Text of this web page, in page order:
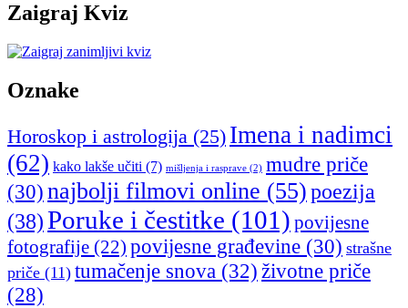
Zaigraj Kviz
Oznake
Horoskop i astrologija (25) Imena i nadimci
(62) kako lakše učiti (7) mišljenja i rasprave (2) mudre priče
(30) najbolji filmovi online (55)poezija
(38)Poruke i čestitke (101) povijesne
fotografije (22) povijesne građevine (30) strašne
priče (11) tumačenje snova (32) životne priče
(28)